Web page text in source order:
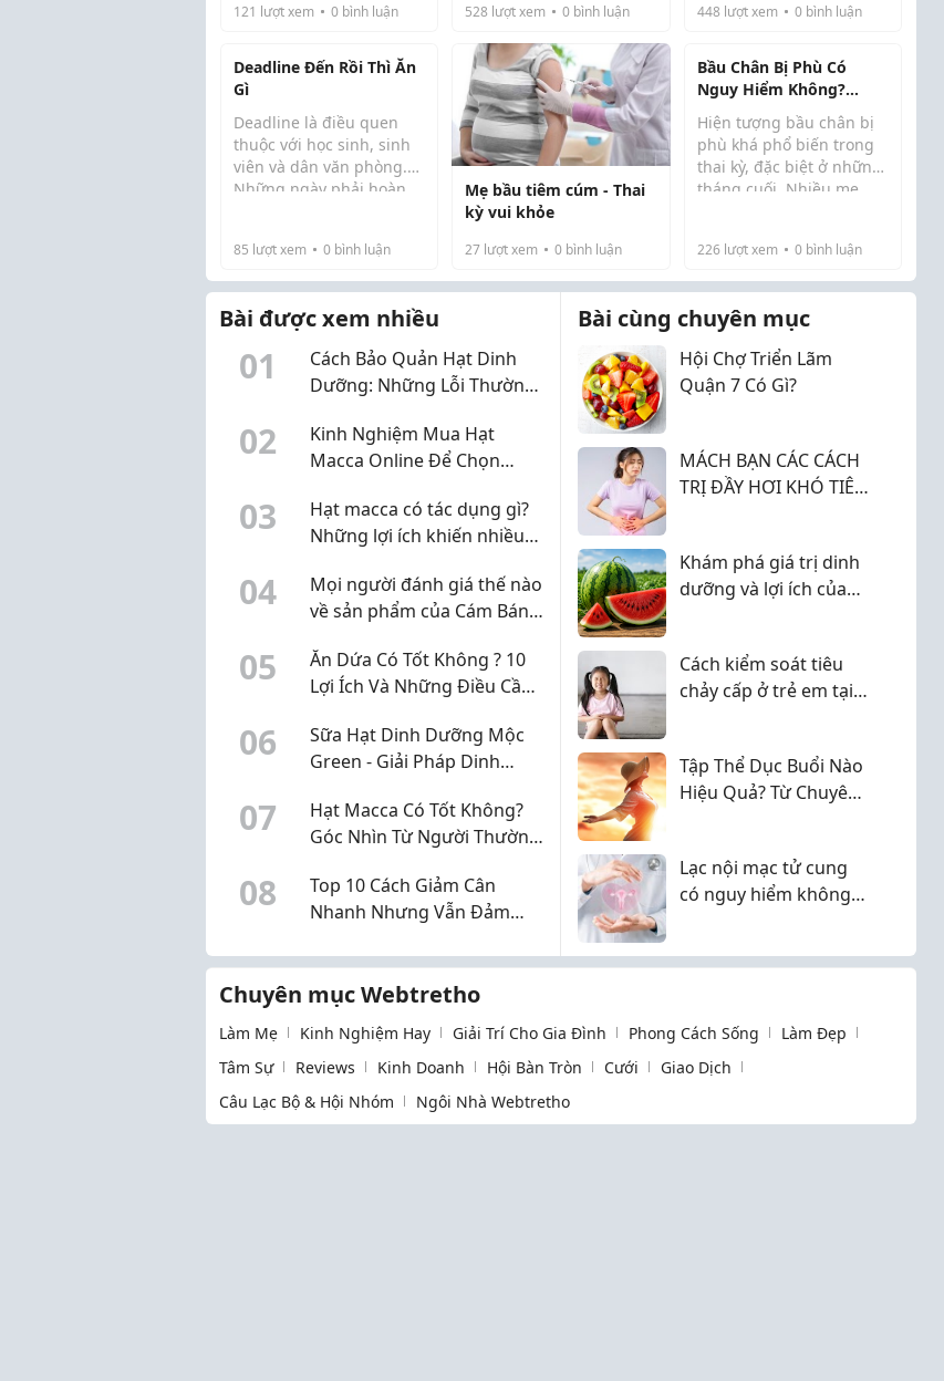
kho thịt hoặc pha nước
thấy nhiều người
chuyển...
121 lượt xem 0 bình luận
nước gừng để thư giãn
và giữ ấm.
528 lượt xem 0 bình luận 448 lượt xem 0bình luận
Deadline Đến Rồi Thì Ăn
Gì
Deadline là điều quen
thuộc với học sinh, sinh
viên và dân văn phòng.
Những ngày phải hoàn
thường đi kèm với áp lực
và những giờ làm việc
kéo dài. Bên cạnh...
85 lượt xem 0 bình luận
Mẹ bầu tiêm cúm - Thai
kỳ vui khỏe
27 lượt xem 0 bình luận
Bầu Chân Bị Phù Có
Nguy Hiểm Không?
Những Điều Mẹ Bầu Cần
Biết
Hiện tượng bầu chân bị
phù khá phổ biến trong
thai kỳ, đặc biệt ở những
tháng cuối. Nhiều mẹ
chân sưng to hơn bình
thường, gây cảm giác
nặng nề và khó chị...
226lượt xem 0bình luận
Bài được xem nhiều
01
Cách Bảo Quản Hạt Dinh
Dưỡng: Những Lỗi Thường
02
Kinh Nghiệm Mua Hạt
Macca Online Để Chọn
Lượng
03
Hạt macca có tác dụng gì?
Những lợi ích khiến nhiều
04
Mọi người đánh giá thế nào
về sản phẩm của Cám Bán
05
Ăn Dứa Có Tốt Không ? 10
Lợi Ích Và Những Điều Cần
06
Sữa Hạt Dinh Dưỡng Mộc
Green - Giải Pháp Dinh
Cuộc Sống Hiện Đại
07
Hạt Macca Có Tốt Không?
Góc Nhìn Từ Người Thường
08
Top 10 Cách Giảm Cân
Nhanh Nhưng Vẫn Đảm
Bài cùng chuyên mục
Hội Chợ Triển Lãm
Quận 7 Có Gì?
MÁCH BẠN CÁC CÁCH
TRỊ ĐẦY HƠI KHÓ TIÊU
Khám phá giá trị dinh
dưỡng và lợi ích của
Cách kiểm soát tiêu
chảy cấp ở trẻ em tại
Tập Thể Dục Buổi Nào
Hiệu Quả? Từ Chuyên
Lạc nội mạc tử cung
có nguy hiểm không?
Chuyên mục Webtretho
Làm Mẹ Kinh Nghiệm Hay Giải Trí Cho Gia Đình Phong Cách Sống
Làm Đẹp
Tâm Sự
Reviews Kinh Doanh Hội Bàn Tròn Cưới
Giao Dịch
Câu Lạc Bộ & Hội Nhóm
Ngôi Nhà Webtretho